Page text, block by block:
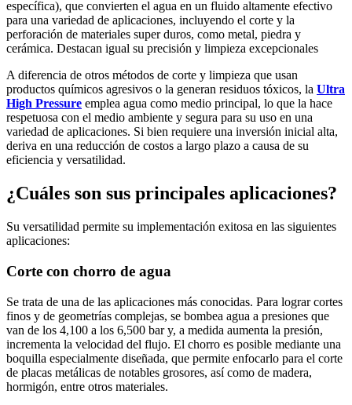
específica), que convierten el agua en un fluido altamente efectivo
para una variedad de aplicaciones, incluyendo el corte y la
perforación de materiales super duros, como metal, piedra y
cerámica. Destacan igual su precisión y limpieza excepcionales
A diferencia de otros métodos de corte y limpieza que usan
productos químicos agresivos o la generan residuos tóxicos, la Ultra
High Pressure emplea agua como medio principal, lo que la hace
respetuosa con el medio ambiente y segura para su uso en una
variedad de aplicaciones. Si bien requiere una inversión inicial alta,
deriva en una reducción de costos a largo plazo a causa de su
eficiencia y versatilidad.
¿Cuáles son sus principales aplicaciones?
Su versatilidad permite su implementación exitosa en las siguientes
aplicaciones:
Corte con chorro de agua
Se trata de una de las aplicaciones más conocidas. Para lograr cortes
finos y de geometrías complejas, se bombea agua a presiones que
van de los 4,100 a los 6,500 bar y, a medida aumenta la presión,
incrementa la velocidad del flujo. El chorro es posible mediante una
boquilla especialmente diseñada, que permite enfocarlo para el corte
de placas metálicas de notables grosores, así como de madera,
hormigón, entre otros materiales.